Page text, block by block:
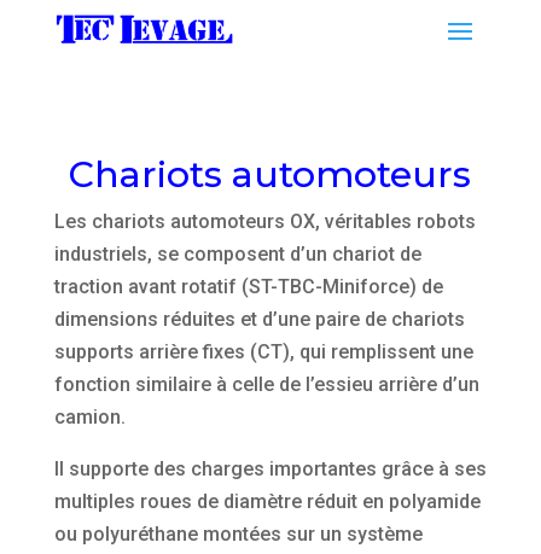
Chariots automoteurs
Les chariots automoteurs OX, véritables robots
industriels, se composent d’un chariot de
traction avant rotatif (ST-TBC-Miniforce) de
dimensions réduites et d’une paire de chariots
supports arrière fixes (CT), qui remplissent une
fonction similaire à celle de l’essieu arrière d’un
camion.
Il supporte des charges importantes grâce à ses
multiples roues de diamètre réduit en polyamide
ou polyuréthane montées sur un système